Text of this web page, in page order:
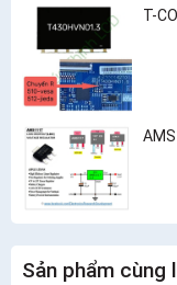
T-
Sản phẩm cùng